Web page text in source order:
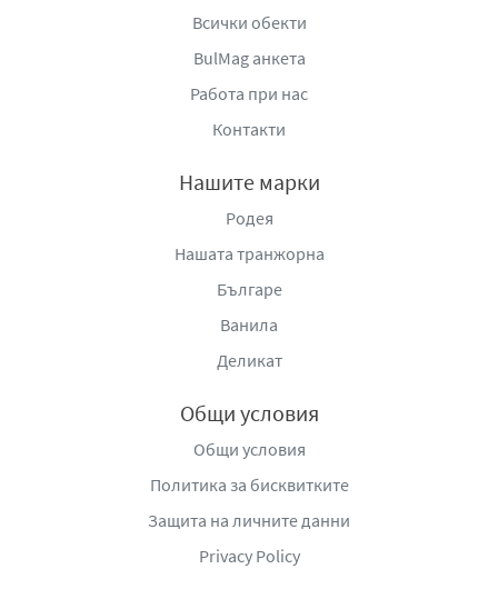
Всички обекти
BulMag анкета
Работа при нас
Контакти
Нашите марки
Родея
Нашата транжорна
Българе
Ванила
Деликат
Общи условия
Общи условия
Политика за бисквитките
Защита на личните данни
Privacy Policy